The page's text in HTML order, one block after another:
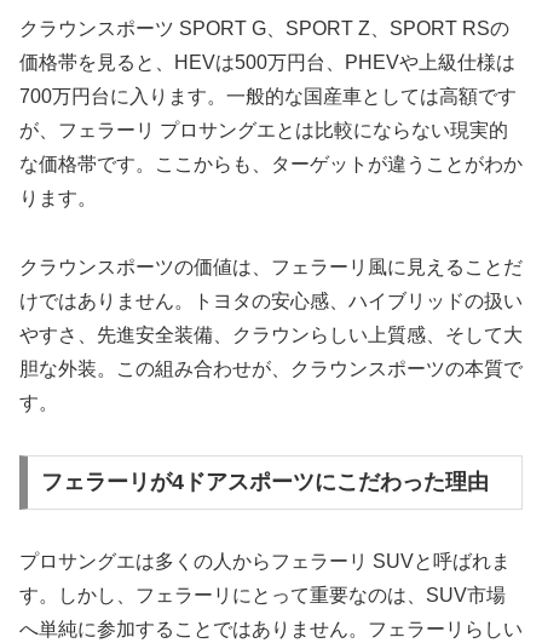
クラウンスポーツ SPORT G、SPORT Z、SPORT RSの
価格帯を見ると、HEVは500万円台、PHEVや上級仕様は
700万円台に入ります。一般的な国産車としては高額です
が、フェラーリ プロサングエとは比較にならない現実的
な価格帯です。ここからも、ターゲットが違うことがわか
ります。
クラウンスポーツの価値は、フェラーリ風に見えることだ
けではありません。トヨタの安心感、ハイブリッドの扱い
やすさ、先進安全装備、クラウンらしい上質感、そして大
胆な外装。この組み合わせが、クラウンスポーツの本質で
す。
フェラーリが4ドアスポーツにこだわった理由
プロサングエは多くの人からフェラーリ SUVと呼ばれま
す。しかし、フェラーリにとって重要なのは、SUV市場
へ単純に参加することではありません。フェラーリらしい